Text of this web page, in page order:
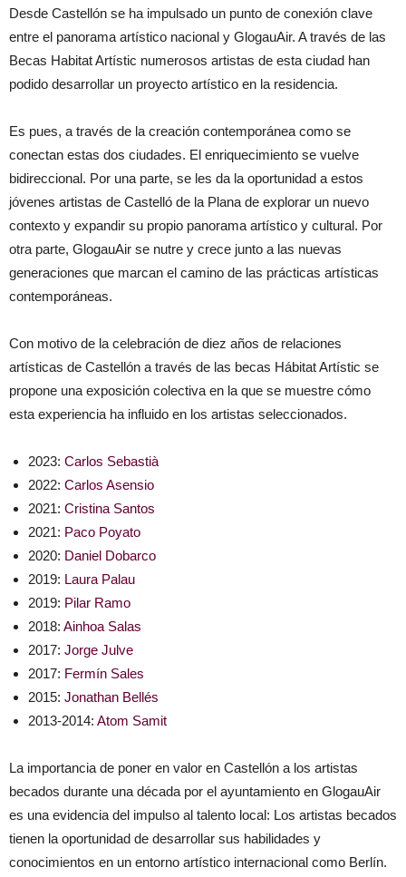
Desde Castellón se ha impulsado un punto de conexión clave
entre el panorama artístico nacional y GlogauAir. A través de las
Becas Habitat Artístic numerosos artistas de esta ciudad han
podido desarrollar un proyecto artístico en la residencia.
Es pues, a través de la creación contemporánea como se
conectan estas dos ciudades. El enriquecimiento se vuelve
bidireccional. Por una parte, se les da la oportunidad a estos
jóvenes artistas de Castelló de la Plana de explorar un nuevo
contexto y expandir su propio panorama artístico y cultural. Por
otra parte, GlogauAir se nutre y crece junto a las nuevas
generaciones que marcan el camino de las prácticas artísticas
contemporáneas.
Con motivo de la celebración de diez años de relaciones
artísticas de Castellón a través de las becas Hábitat Artístic se
propone una exposición colectiva en la que se muestre cómo
esta experiencia ha influido en los artistas seleccionados.
2023: Carlos Sebastià
2022: Carlos Asensio
2021: Cristina Santos
2021: Paco Poyato
2020: Daniel Dobarco
2019: Laura Palau
2019: Pilar Ramo
2018: Ainhoa Salas
2017: Jorge Julve
2017: Fermín Sales
2015: Jonathan Bellés
2013-2014: Atom Samit
La importancia de poner en valor en Castellón a los artistas
becados durante una década por el ayuntamiento en GlogauAir
es una evidencia del impulso al talento local: Los artistas becados
tienen la oportunidad de desarrollar sus habilidades y
conocimientos en un entorno artístico internacional como Berlín.